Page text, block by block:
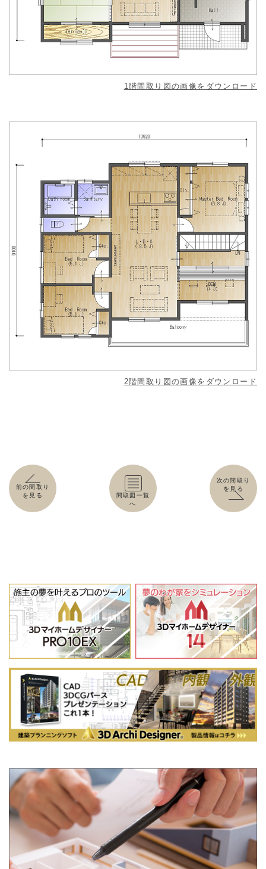
1階間取り図の画像をダウンロード
2階間取り図の画像をダウンロード
前の間取り
を見る
間取図一覧
へ
次の間取り
を見る